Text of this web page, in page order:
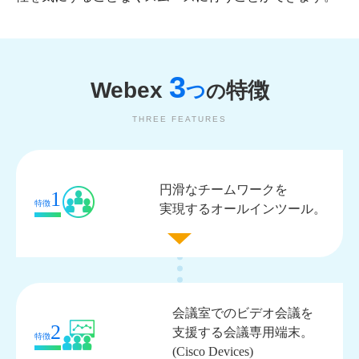
Webex 3つの特徴
THREE FEATURES
特徴1
円滑なチームワークを
実現するオールインツール。
特徴2
会議室でのビデオ会議を
支援する会議専用端末。
(Cisco Devices)